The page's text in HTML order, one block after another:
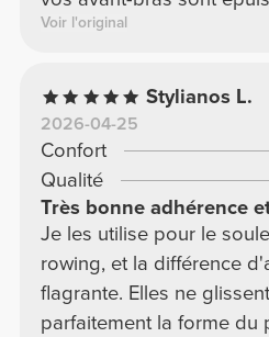
Voir l'original
Stylianos L.
2026-04-25
Confort
Qualité
Très bonne adhérence
Je les utilise pour le
rowing, et la différence
flagrante. Elles ne
parfaitement la forme du